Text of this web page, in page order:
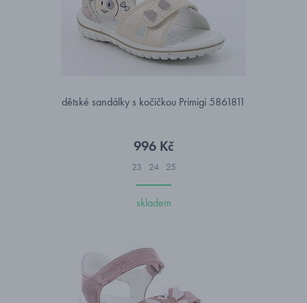
dětské sandálky s kočičkou Primigi 5861811
996 Kč
23 24 25
skladem